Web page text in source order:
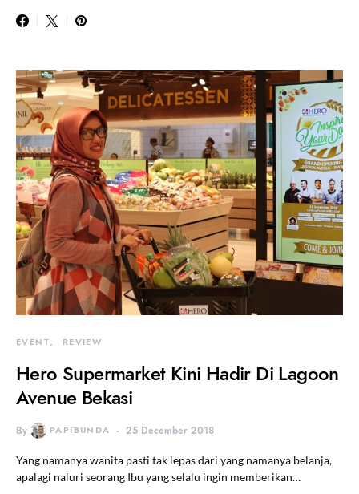
EVENT REVIEW
Hero Supermarket Kini Hadir Di Lagoon
Avenue Bekasi
By PAPIBUNDA 25 December 2018
Yang namanya wanita pasti tak lepas dari yang namanya belanja,
apalagi naluri seorang Ibu yang selalu ingin memberikan…